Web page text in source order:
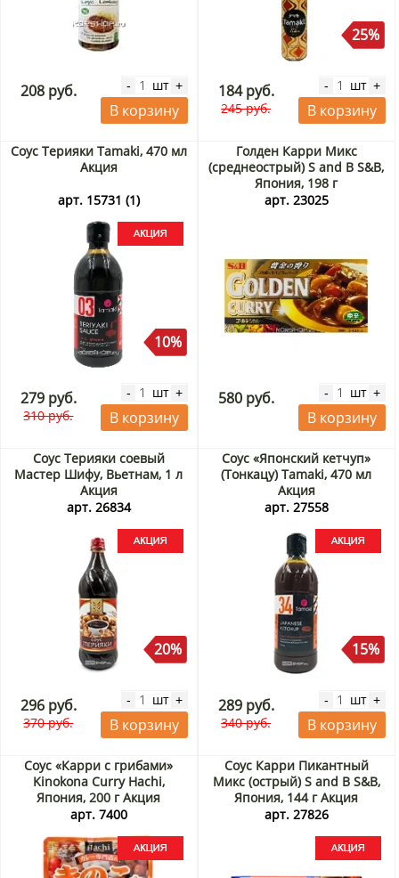
208 руб. - шт +
В корзину
25%
184 руб.
245 руб.
- шт +
В корзину
Соус Терияки Tamaki, 470 мл
Акция
арт. 15731 (1)
10%
279 руб.
310 руб.
- шт +
В корзину
Голден Карри Микс
(среднеострый) S and B S&B,
Япония, 198 г
арт. 23025
580 руб. - шт +
В корзину
Соус Терияки соевый
Мастер Шифу, Вьетнам, 1 л
Акция
арт. 26834
20%
296 руб.
370 руб.
- шт +
В корзину
Соус «Японский кетчуп»
(Тонкацу) Tamaki, 470 мл
Акция
арт. 27558
15%
289 руб.
340 руб.
- шт +
В корзину
Соус «Карри с грибами»
Kinokona Curry Hachi,
Япония, 200 г Акция
арт. 7400
Соус Карри Пикантный
Микс (острый) S and B S&B,
Япония, 144 г Акция
арт. 27826